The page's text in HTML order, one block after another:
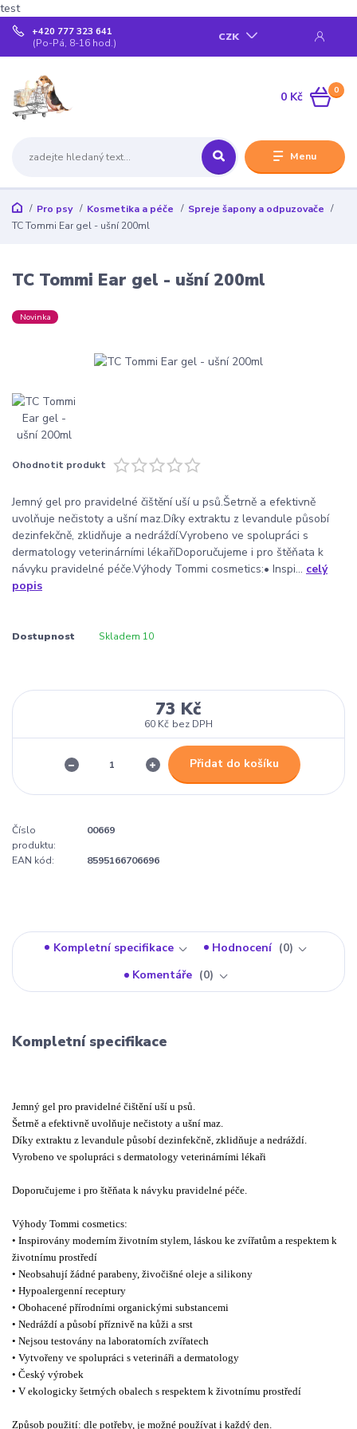
test
Menu
CZK
+420 777 323 641
(Po-Pá, 8-16 hod.)
0
0 Kč
Pro psy Kosmetika a péče
Spreje šapony a odpuzovače
TC Tommi Ear gel - ušní 200ml
TC Tommi Ear gel - ušní 200ml
Novinka
Ohodnotit produkt
Jemný gel pro pravidelné čištění uší u psů.Šetrně a efektivně
uvolňuje nečistoty a ušní maz.Díky extraktu z levandule působí
dezinfekčně, zklidňuje a nedráždí.Vyrobeno ve spolupráci s
dermatology veterinárními lékařiDoporučujeme i pro štěňata k
návyku pravidelné péče.Výhody Tommi cosmetics:• Inspi... celý
popis
Dostupnost Skladem 10
73 Kč
60 Kč bez DPH
Přidat do košíku
Číslo
produktu:
00669
EAN kód: 8595166706696
Kompletní specifikace Hodnocení
0
Komentáře
0
Kompletní specifikace
Jemný gel pro pravidelné čištění uší u psů.
Šetrně a efektivně uvolňuje nečistoty a ušní maz.
Díky extraktu z levandule působí dezinfekčně, zklidňuje a nedráždí.
Vyrobeno ve spolupráci s dermatology veterinárními lékaři
Doporučujeme i pro štěňata k návyku pravidelné péče.
Výhody Tommi cosmetics:
• Inspirovány moderním životním stylem, láskou ke zvířatům a respektem k
životnímu prostředí
• Neobsahují žádné parabeny, živočišné oleje a silikony
• Hypoalergenní receptury
• Obohacené přírodními organickými substancemi
• Nedráždí a působí příznivě na kůži a srst
• Nejsou testovány na laboratorních zvířatech
• Vytvořeny ve spolupráci s veterináři a dermatology
• Český výrobek
• V ekologicky šetrných obalech s respektem k životnímu prostředí
Způsob použití: dle potřeby, je možné používat i každý den.